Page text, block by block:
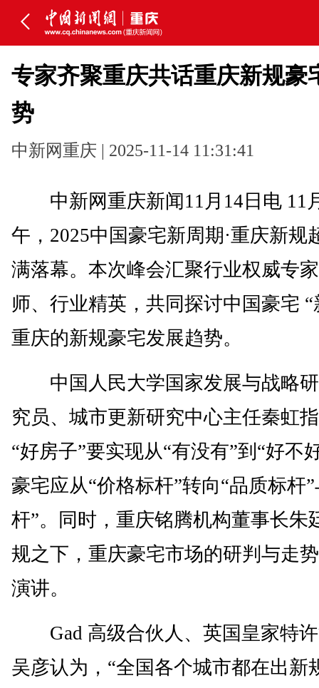
专家齐聚重庆共话重庆新规豪
势
中新网重庆 | 2025-11-14 11:31:41
中新网重庆新闻11月14日电 11
午，2025中国豪宅新周期·重庆新规
满落幕。本次峰会汇聚行业权威专
师、行业精英，共同探讨中国豪宅 “
重庆的新规豪宅发展趋势。
中国人民大学国家发展与战略研
究员、城市更新研究中心主任秦虹
“好房子”要实现从“有没有”到“好不
豪宅应从“价格标杆”转向“品质标杆
杆”。同时，重庆铭腾机构董事长朱
规之下，重庆豪宅市场的研判与走
演讲。
Gad 高级合伙人、英国皇家特许
吴彦认为，“全国各个城市都在出新